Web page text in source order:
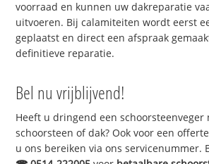
voorraad en kunnen uw dakreparatie
uitvoeren. Bij calamiteiten wordt eerst
geplaatst en direct een afspraak
definitieve reparatie.
Bel nu vrijblijvend!
Heeft u dringend een schoorsteenveger
schoorsteen of dak? Ook voor een
u ons bereiken via ons servicenummer.